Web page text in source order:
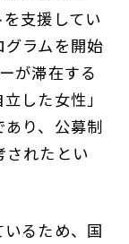
支援してい
グラムを開始
が滞在する
した女性」
あり、公募制
されたとい
いるため、国